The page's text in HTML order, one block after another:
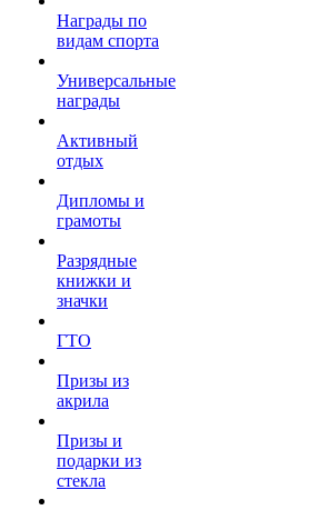
Награды по
видам спорта
Универсальные
награды
Активный
отдых
Дипломы и
грамоты
Разрядные
книжки и
значки
ГТО
Призы из
акрила
Призы и
подарки из
стекла